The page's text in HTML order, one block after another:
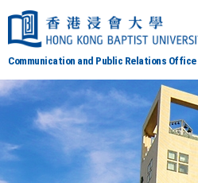
Communication and Public Relations Office